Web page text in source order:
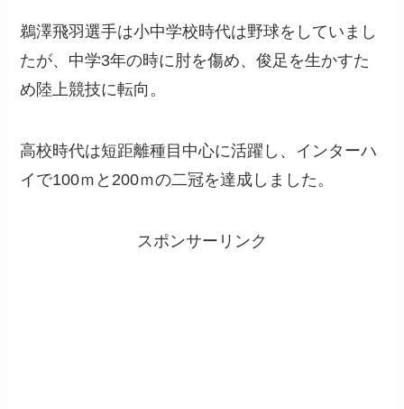
鵜澤飛羽選手は小中学校時代は野球をしていまし
たが、中学3年の時に肘を傷め、俊足を生かすた
め陸上競技に転向。
高校時代は短距離種目中心に活躍し、インターハ
イで100ｍと200ｍの二冠を達成しました。
スポンサーリンク